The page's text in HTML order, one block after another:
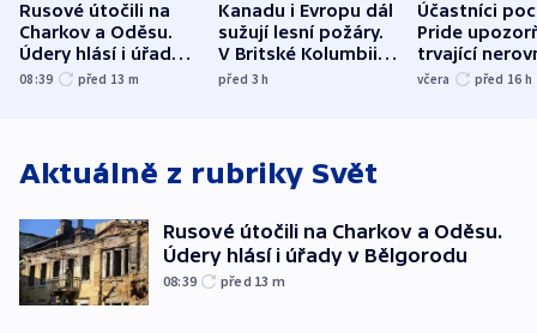
Rusové útočili na
Charkov a Oděsu.
Údery hlásí i úřady v
Bělgorodu
08:39 před 13 m
Kanadu i Evropu dál
sužují lesní požáry.
V Britské Kolumbii
evakuovali tisíce lidí
před 3h
Účastníci
Pride
trvající
včera před 16 h
Aktuálně z rubriky Svět
Rusové útočili na Charkov a Oděsu.
Údery hlásí i úřady v Bělgorodu
08:39 před 13 m